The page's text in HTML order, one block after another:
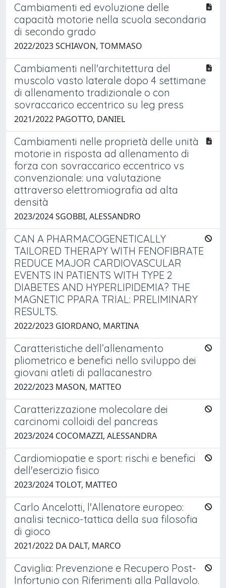
Cambiamenti ed evoluzione delle
capacità motorie nella scuola secondaria
di secondo grado
2022/2023 SCHIAVON, TOMMASO
Cambiamenti nell'architettura del
muscolo vasto laterale dopo 4 settimane
di allenamento tradizionale o con
sovraccarico eccentrico su leg press
2021/2022 PAGOTTO, DANIEL
Cambiamenti nelle proprietà delle unità
motorie in risposta ad allenamento di
forza con sovraccarico eccentrico vs
convenzionale: una valutazione
attraverso elettromiografia ad alta
densità
2023/2024 SGOBBI, ALESSANDRO
CAN A PHARMACOGENETICALLY
TAILORED THERAPY WITH FENOFIBRATE
REDUCE MAJOR CARDIOVASCULAR
EVENTS IN PATIENTS WITH TYPE 2
DIABETES AND HYPERLIPIDEMIA? THE
MAGNETIC PPARA TRIAL: PRELIMINARY
RESULTS.
2022/2023 GIORDANO, MARTINA
Caratteristiche dell’allenamento
pliometrico e benefici nello sviluppo dei
giovani atleti di pallacanestro
2022/2023 MASON, MATTEO
Caratterizzazione molecolare dei
carcinomi colloidi del pancreas
2023/2024 COCOMAZZI, ALESSANDRA
Cardiomiopatie e sport: rischi e benefici
dell'esercizio fisico
2023/2024 TOLOT, MATTEO
Carlo Ancelotti, l'Allenatore europeo:
analisi tecnico-tattica della sua filosofia
di gioco
2021/2022 DA DALT, MARCO
Caviglia: Prevenzione e Recupero Post-
Infortunio con Riferimenti alla Pallavolo.